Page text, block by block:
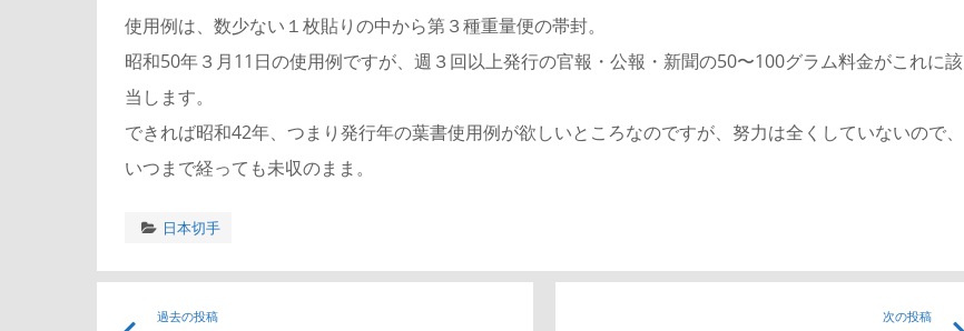
使用例は、数少ない１枚貼りの中から第３種重量便の帯封。
昭和50年３月11日の使用例ですが、週３回以上発行の官報・公報・新聞の50〜100グラム料金がこれに該
当します。
できれば昭和42年、つまり発行年の葉書使用例が欲しいところなのですが、努力は全くしていないので、
いつまで経っても未収のまま。
日本切手
過去の投稿 次の投稿